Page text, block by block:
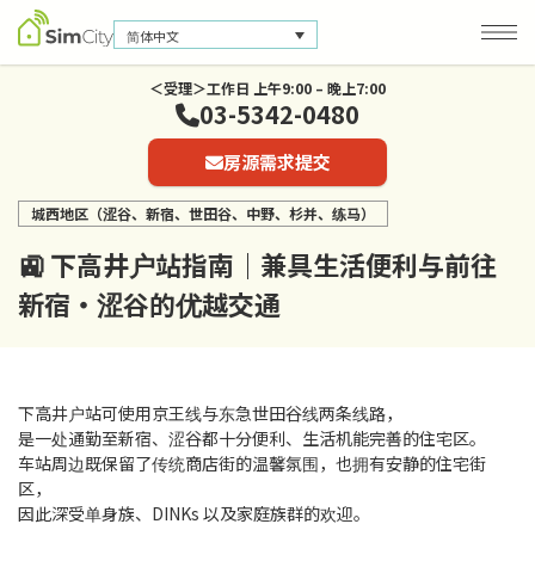
简体中文
隐私保护政策
＜受理＞工作日 上午9:00 – 晚上7:00
03-5342-0480
房源需求提交
城西地区（涩谷、新宿、世田谷、中野、杉并、练马）
🚉 下高井户站指南｜兼具生活便利与前往
新宿・涩谷的优越交通
下高井户站可使用京王线与东急世田谷线两条线路，
是一处通勤至新宿、涩谷都十分便利、生活机能完善的住宅区。
车站周边既保留了传统商店街的温馨氛围，也拥有安静的住宅街
区，
因此深受单身族、DINKs 以及家庭族群的欢迎。